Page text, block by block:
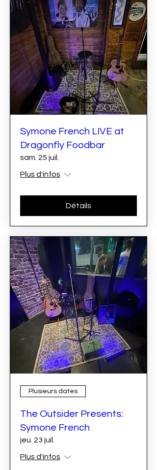
Symone French LIVE at
Dragonfly Foodbar
sam. 25 juil.
Plus d'infos
Détails
Plusieurs dates
The Outsider Presents:
Symone French
jeu. 23 juil.
Plus d'infos